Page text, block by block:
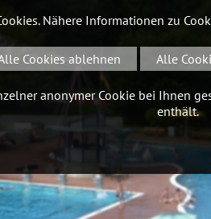
Nähere Informationen zu
Cookies ablehnen Alle
anonymer Cookie bei Ihnen
enthält.